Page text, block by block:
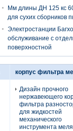
Мм длины ДН 125 кс
для сухих сборников
Электростанции
обслуживание с
поверхностной
корпус фильтра
Дизайн прочного
нержавеющего
фильтра
для жидкостей
механического
инструмента меля